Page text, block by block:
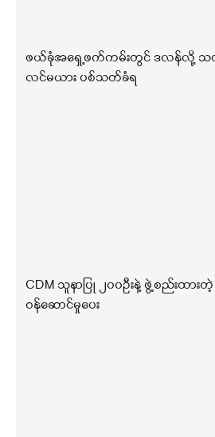
ဖယ်ခုံအရှေ့ဖက်ကမ်းတွင် ဒလန်လို့
လင်မယား ပစ်သတ်ခံရ
CDM သူနာပြု ၂၀၀ဦးနဲ့ ဖွဲ့စည်းထားတဲ့
ဝန်ဆောင်မှုပေး